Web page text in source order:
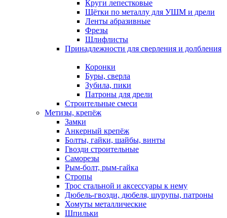
Круги лепестковые
Щётки по металлу для УШМ и дрели
Ленты абразивные
Фрезы
Шлифлисты
Принадлежности для сверления и долбления
Коронки
Буры, сверла
Зубила, пики
Патроны для дрели
Строительные смеси
Метизы, крепёж
Замки
Анкерный крепёж
Болты, гайки, шайбы, винты
Гвозди строительные
Саморезы
Рым-болт, рым-гайка
Стропы
Трос стальной и аксессуары к нему
Дюбель-гвозди, дюбеля, шурупы, патроны
Хомуты металлические
Шпильки